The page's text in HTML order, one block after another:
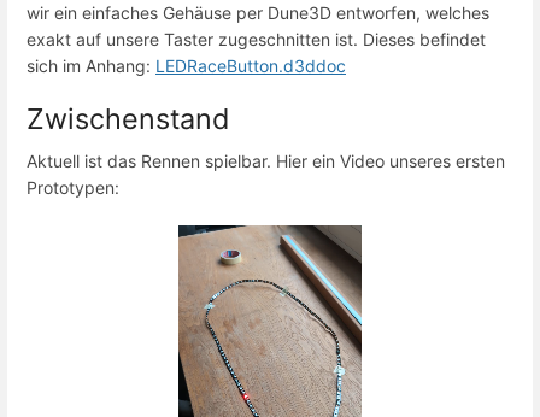
wir ein einfaches Gehäuse per Dune3D entworfen, welches
exakt auf unsere Taster zugeschnitten ist. Dieses befindet
sich im Anhang: LEDRaceButton.d3ddoc
Zwischenstand
Aktuell ist das Rennen spielbar. Hier ein Video unseres ersten
Prototypen: